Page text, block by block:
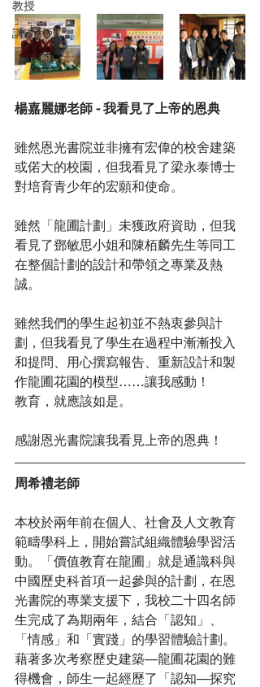
教授
講道系列
楊嘉麗娜老師 - 我看見了上帝的恩典
雖然恩光書院並非擁有宏偉的校舍建築
或偌大的校園，但我看見了梁永泰博士
對培育青少年的宏願和使命。
雖然「龍圃計劃」未獲政府資助，但我
看見了鄧敏思小姐和陳栢麟先生等同工
在整個計劃的設計和帶領之專業及熱
誠。
雖然我們的學生起初並不熱衷參與計
劃，但我看見了學生在過程中漸漸投入
和提問、用心撰寫報告、重新設計和製
作龍圃花園的模型……讓我感動！
教育，就應該如是。
感謝恩光書院讓我看見上帝的恩典！
周希禮老師
本校於兩年前在個人、社會及人文教育
範疇學科上，開始嘗試組織體驗學習活
動。「價值教育在龍圃」就是通識科與
中國歷史科首項一起參與的計劃，在恩
光書院的專業支援下，我校二十四名師
生完成了為期兩年，結合「認知」、
「情感」和「實踐」的學習體驗計劃。
藉著多次考察歷史建築—龍圃花園的難
得機會，師生一起經歷了「認知—探究